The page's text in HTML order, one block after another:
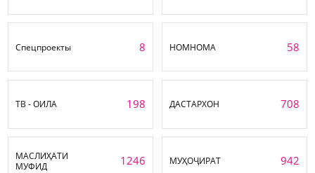
Спецпроекты 8 НОМНОМА 58
ТВ - ОИЛА 198 ДАСТАРХОН 708
МАСЛИҲАТИ
МУФИД
1246 МУҲОҶИРАТ 942